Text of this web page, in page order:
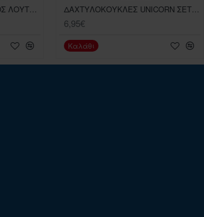
6,95€
Καλάθι